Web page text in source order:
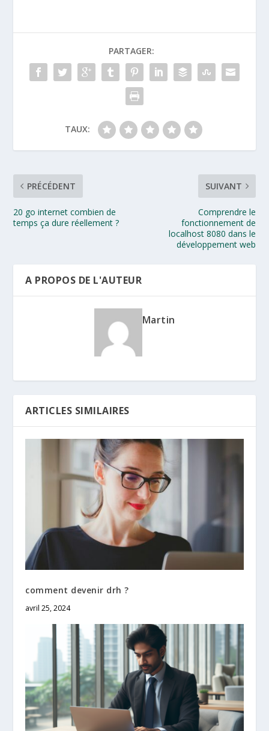
PARTAGER:
TAUX:
PRÉCÉDENT
20 go internet combien de
temps ça dure réellement ?
SUIVANT
Comprendre le
fonctionnement de
localhost 8080 dans le
développement web
A PROPOS DE L'AUTEUR
Martin
ARTICLES SIMILAIRES
comment devenir drh ?
avril 25, 2024